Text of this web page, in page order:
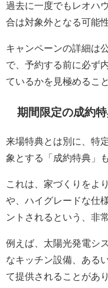
過去に一度でもレオハ
合は対象外となる可能
キャンペーンの詳細は
で、予約する前に必ず
ているかを見極めるこ
期間限定の成約
来場特典とは別に、特
象とする「成約特典」
これは、家づくりをよ
や、ハイグレードな仕
ントされるという、非
例えば、太陽光発電シ
なキッチン設備、ある
て提供されることがあ